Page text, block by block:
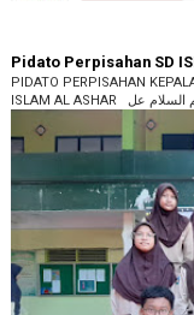
Pidato Perpisahan SD
PIDATO PERPISAHAN